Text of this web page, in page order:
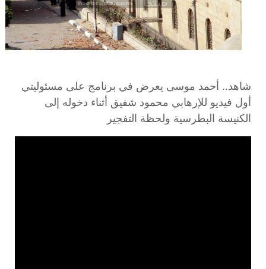
شاهد.. أحمد موسى يعرض في برنامج على مسئوليتي
أول فيديو للإرهابي محمود شفيق أثناء دخوله إلى
الكنيسة البطرسية ولحظة التفجير